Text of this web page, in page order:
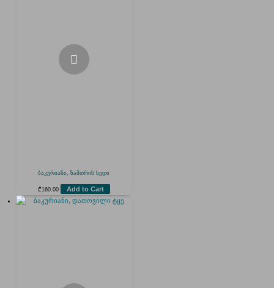
ბაკურიანი, ზამთრის ხედი
₾ 160.00 Add to Cart